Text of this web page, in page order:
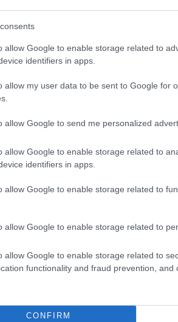
allow Google to enable storage related to
identifiers in apps.
allow my user data to be sent to Google for
allow Google to send me personalized
allow Google to enable storage related to
identifiers in apps.
allow Google to enable storage related to
allow Google to enable storage related to
allow Google to enable storage related to
functionality and fraud prevention, and
CONFIRM
#8
Aetherius
a Lángoló!
, ahol az eddigieknél jóval több